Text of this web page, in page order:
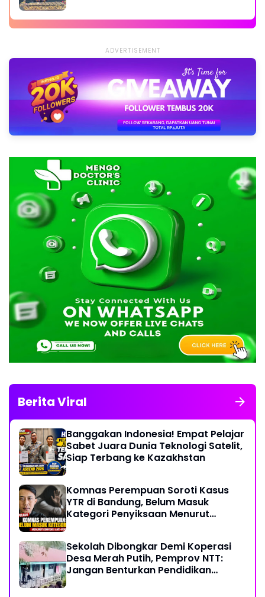
ADVERTISEMENT
Berita Viral
Banggakan Indonesia! Empat Pelajar
Sabet Juara Dunia Teknologi Satelit,
Siap Terbang ke Kazakhstan
Komnas Perempuan Soroti Kasus
YTR di Bandung, Belum Masuk
Kategori Penyiksaan Menurut
Sekolah Dibongkar Demi Koperasi
Desa Merah Putih, Pemprov NTT:
Jangan Benturkan Pendidikan